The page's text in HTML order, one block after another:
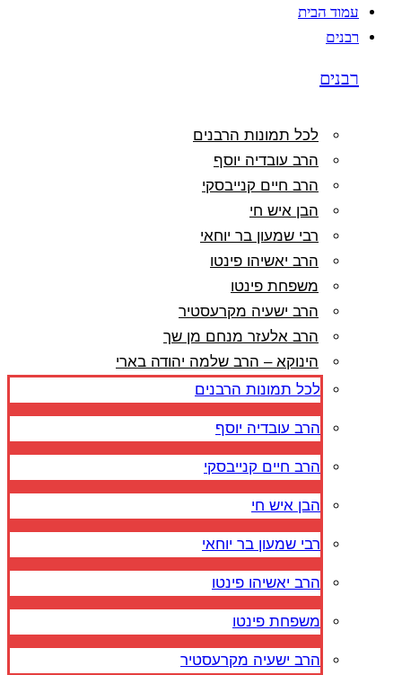
עמוד הבית
רבנים
רבנים
לכל תמונות הרבנים
הרב עובדיה יוסף
הרב חיים קנייבסקי
הבן איש חי
רבי שמעון בר יוחאי
הרב יאשיהו פינטו
משפחת פינטו
הרב ישעיה מקרעסטיר
הרב אלעזר מנחם מן שך
הינוקא – הרב שלמה יהודה בארי
לכל תמונות הרבנים
הרב עובדיה יוסף
הרב חיים קנייבסקי
הבן איש חי
רבי שמעון בר יוחאי
הרב יאשיהו פינטו
משפחת פינטו
הרב ישעיה מקרעסטיר